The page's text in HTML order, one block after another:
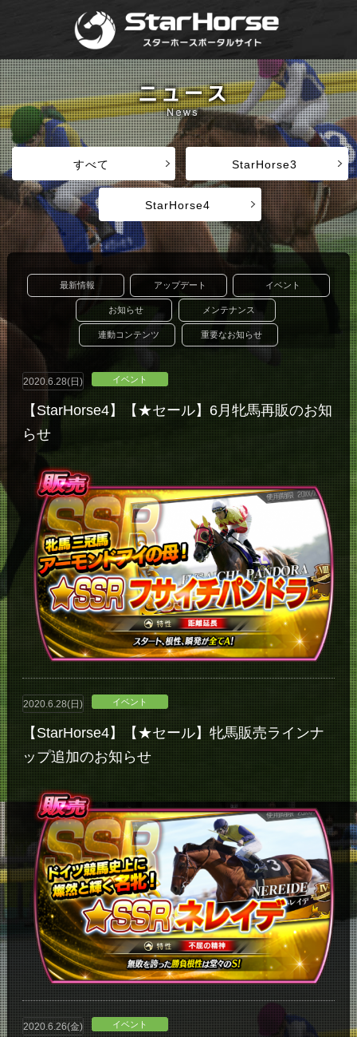
すべて StarHorse3
StarHorse4
最新情報 アップデート イベント
お知らせ メンテナンス
連動コンテンツ 重要なお知らせ
2020.6.28(日) イベント
【StarHorse4】【★セール】6月牝馬再販のお知
らせ
2020.6.28(日) イベント
【StarHorse4】【★セール】牝馬販売ラインナ
ップ追加のお知らせ
2020.6.26(金) イベント